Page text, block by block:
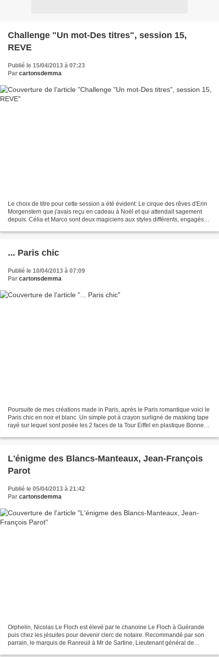
Challenge "Un mot-Des titres", session 15,
REVE
Publié le 15/04/2013 à 07:23
Par cartonsdemma
Le choix de titre pour cette session a été évident: Le cirque des rêves d'Erin
Morgenstern que j'avais reçu en cadeau à Noël et qui attendait sagement
depuis. Célia et Marco sont deux magiciens aux styles différents, engagés
... Paris chic
Publié le 10/04/2013 à 07:09
Par cartonsdemma
Poursuite de mes créations made in Paris, après le Paris romantique voici le
Paris chic en noir et blanc. Un simple pot à crayon surligné de masking tape
rayé sur lequel sont posée les 2 faces de la Tour Eiffel en plastique Bonne
L'énigme des Blancs-Manteaux, Jean-François
Parot
Publié le 05/04/2013 à 21:42
Par cartonsdemma
Orphelin, Nicolas Le Floch est élevé par le chanoine Le Floch à Guérande
puis chez les jésuites pour devenir clerc de notaire. Recommandé par son
parrain, le marquis de Ranreuil à Mr de Sartine, Lieutenant général de